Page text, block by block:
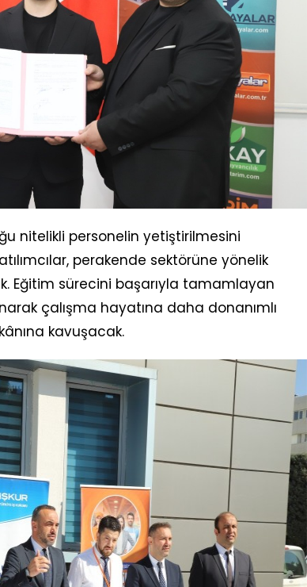
nitelikli personelin yetiştirilmesini
perakende sektörüne yönelik
Eğitim sürecini başarıyla tamamlayan
çalışma hayatına daha donanımlı
kavuşacak.